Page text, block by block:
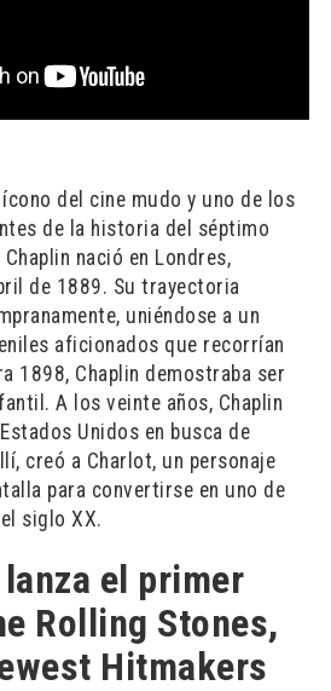
del cine mudo y uno de los
de la historia del séptimo
nació en Londres,
de 1889. Su trayectoria
uniéndose a un
aficionados que recorrían
1898, Chaplin demostraba ser
A los veinte años, Chaplin
Unidos en busca de
creó a Charlot, un personaje
para convertirse en uno de
siglo XX.
el primer
Rolling Stones,
Hitmakers